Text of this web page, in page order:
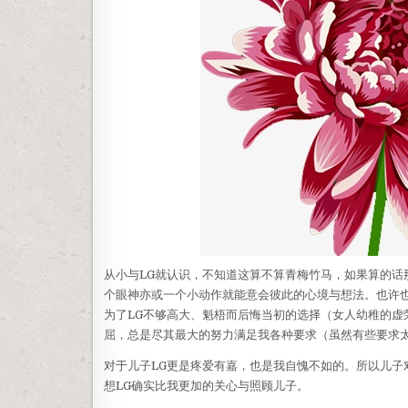
从小与LG就认识，不知道这算不算青梅竹马，如果算的
个眼神亦或一个小动作就能意会彼此的心境与想法。也
为了LG不够高大、魁梧而后悔当初的选择（女人幼稚的
屈，总是尽其最大的努力满足我各种要求（虽然有些要求
对于儿子LG更是疼爱有嘉，也是我自愧不如的。所以儿
想LG确实比我更加的关心与照顾儿子。